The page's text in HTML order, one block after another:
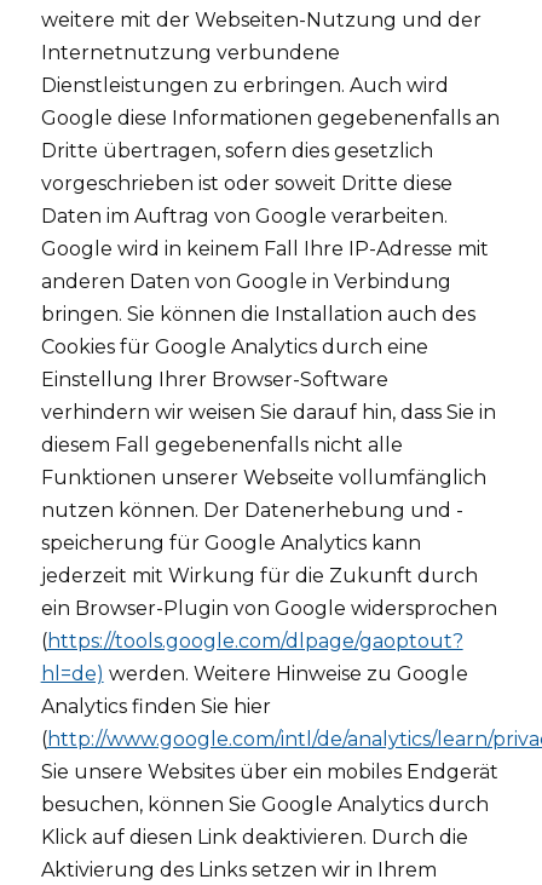
weitere mit der Webseiten-Nutzung und der
Internetnutzung verbundene
Dienstleistungen zu erbringen. Auch wird
Google diese Informationen gegebenenfalls an
Dritte übertragen, sofern dies gesetzlich
vorgeschrieben ist oder soweit Dritte diese
Daten im Auftrag von Google verarbeiten.
Google wird in keinem Fall Ihre IP-Adresse mit
anderen Daten von Google in Verbindung
bringen. Sie können die Installation auch des
Cookies für Google Analytics durch eine
Einstellung Ihrer Browser-Software
verhindern wir weisen Sie darauf hin, dass Sie in
diesem Fall gegebenenfalls nicht alle
Funktionen unserer Webseite vollumfänglich
nutzen können. Der Datenerhebung und -
speicherung für Google Analytics kann
jederzeit mit Wirkung für die Zukunft durch
ein Browser-Plugin von Google widersprochen
(https://tools.google.com/dlpage/gaoptout?
hl=de) werden. Weitere Hinweise zu Google
Analytics finden Sie hier
(http://www.google.com/intl/de/analytics/learn/
Sie unsere Websites über ein mobiles Endgerät
besuchen, können Sie Google Analytics durch
Klick auf diesen Link deaktivieren. Durch die
Aktivierung des Links setzen wir in Ihrem